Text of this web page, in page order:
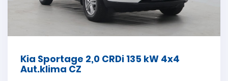
Kia Sportage 2,0 CRDi 135 kW 4x4
Aut.klima CZ